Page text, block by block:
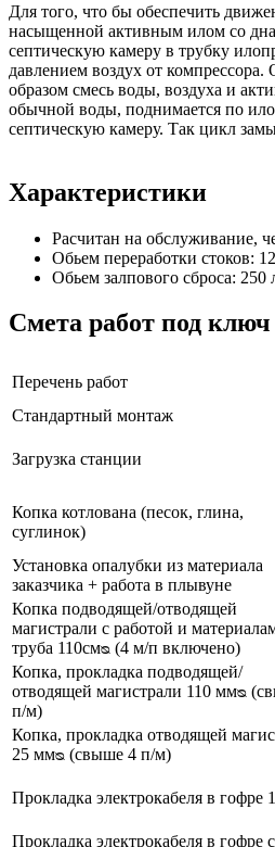
Для того, что бы обеспечить
насыщенной активным илом со
септическую камеру в трубку
давлением воздух от
образом смесь воды, воздуха и
обычной воды, поднимается по
септическую камеру. Так цикл
Характеристики
Расчитан на обслуживание,
Обьем переработки стоков:
Обьем залпового сброса: 250
Смета работ под ключ
Перечень работ
Стандартный монтаж
Загрузка станции
Копка котлована (песок, глина,
суглинок)
Установка опалубки из материала
заказчика + работа в плывуне
Копка подводящей/отводящей
магистрали с работой и
труба 110смᴓ (4 м/п включено)
Копка, прокладка подводящей/
отводящей магистрали 110 ммᴓ
п/м)
Копка, прокладка отводящей
25 ммᴓ (свыше 4 п/м)
Прокладка электрокабеля в гофре
Прокладка электрокабеля в гофре